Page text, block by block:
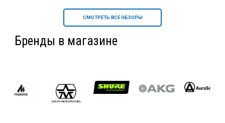
СМОТРЕТЬ ВСЕ ОБЗОРЫ
Бренды в магазине